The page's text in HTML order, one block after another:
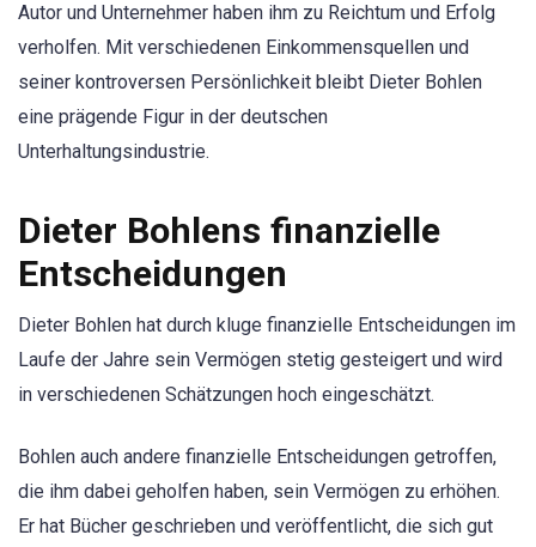
Autor und Unternehmer haben ihm zu Reichtum und Erfolg
verholfen. Mit verschiedenen Einkommensquellen und
seiner kontroversen Persönlichkeit bleibt Dieter Bohlen
eine prägende Figur in der deutschen
Unterhaltungsindustrie.
Dieter Bohlens finanzielle
Entscheidungen
Dieter Bohlen hat durch kluge finanzielle Entscheidungen im
Laufe der Jahre sein Vermögen stetig gesteigert und wird
in verschiedenen Schätzungen hoch eingeschätzt.
Bohlen auch andere finanzielle Entscheidungen getroffen,
die ihm dabei geholfen haben, sein Vermögen zu erhöhen.
Er hat Bücher geschrieben und veröffentlicht, die sich gut